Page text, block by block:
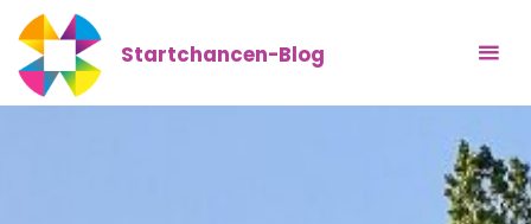
Zum
Inhalt
springen
Startchancen-Blog